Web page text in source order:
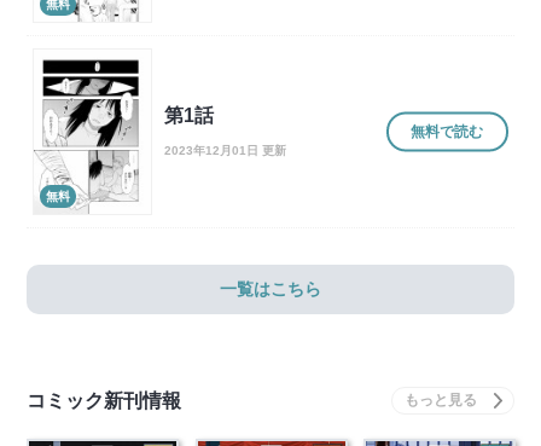
無料
無料
第1話
2023年12月01日 更新
無料で読む
一覧はこちら
コミック新刊情報